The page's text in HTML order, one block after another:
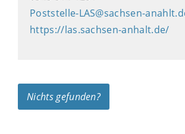
Poststelle-LAS@sachsen-
https://las.sachsen-anhalt.de/
Nichts gefunden?